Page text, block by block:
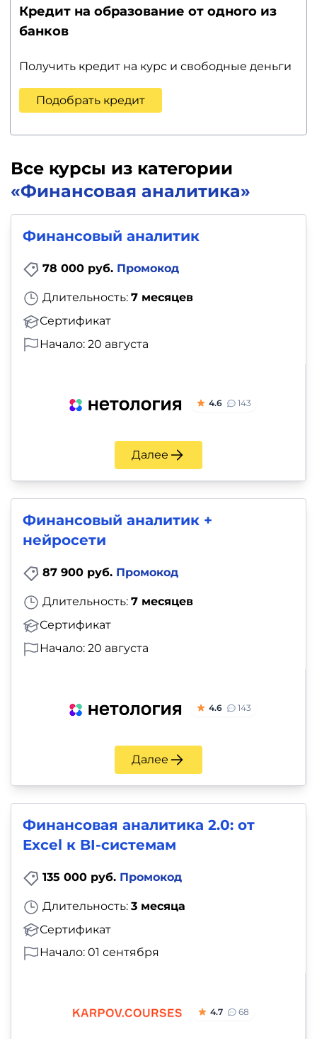
Кредит на образование от одного из
банков
Получить кредит на курс и свободные деньги
Подобрать кредит
Все курсы из категории
«Финансовая аналитика»
Финансовый аналитик
78 000 руб. Промокод
Длительность: 7 месяцев
Сертификат
Начало: 20 августа
4.6 143
Далее
Финансовый аналитик +
нейросети
87 900 руб. Промокод
Длительность: 7 месяцев
Сертификат
Начало: 20 августа
4.6 143
Далее
Финансовая аналитика 2.0: от
Excel к BI-системам
135 000 руб. Промокод
Длительность: 3 месяца
Сертификат
Начало: 01 сентября
4.7 68